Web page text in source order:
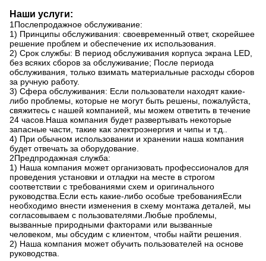
Наши услуги:
1Послепродажное обслуживание:
1) Принципы обслуживания: своевременный ответ, скорейшее
решение проблем и обеспечение их использования.
2) Срок службы: В период обслуживания корпуса экрана LED,
без всяких сборов за обслуживание; После периода
обслуживания, только взимать материальные расходы сборов
за ручную работу.
3) Сфера обслуживания: Если пользователи находят какие-
либо проблемы, которые не могут быть решены, пожалуйста,
свяжитесь с нашей компанией, мы можем ответить в течение
24 часов.Наша компания будет развертывать некоторые
запасные части, такие как электроэнергия и чипы и т.д..
4) При обычном использовании и хранении наша компания
будет отвечать за оборудование.
2Предпродажная служба:
1) Наша компания может организовать профессионалов для
проведения установки и отладки на месте в строгом
соответствии с требованиями схем и оригинального
руководства.Если есть какие-либо особые требованияЕсли
необходимо внести изменения в схему монтажа деталей, мы
согласовываем с пользователями.Любые проблемы,
вызванные природными факторами или вызванные
человеком, мы обсудим с клиентом, чтобы найти решения.
2) Наша компания может обучить пользователей на основе
руководства.